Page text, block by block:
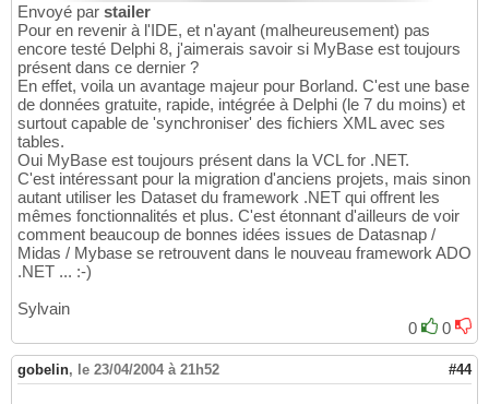
Envoyé par stailer
Pour en revenir à l'IDE, et n'ayant (malheureusement) pas
encore testé Delphi 8, j'aimerais savoir si MyBase est toujours
présent dans ce dernier ?
En effet, voila un avantage majeur pour Borland. C'est une base
de données gratuite, rapide, intégrée à Delphi (le 7 du moins) et
surtout capable de 'synchroniser' des fichiers XML avec ses
tables.
Oui MyBase est toujours présent dans la VCL for .NET.
C'est intéressant pour la migration d'anciens projets, mais sinon
autant utiliser les Dataset du framework .NET qui offrent les
mêmes fonctionnalités et plus. C'est étonnant d'ailleurs de voir
comment beaucoup de bonnes idées issues de Datasnap /
Midas / Mybase se retrouvent dans le nouveau framework ADO
.NET ... :-)
Sylvain
0
0
gobelin, le 23/04/2004 à 21h52 #44